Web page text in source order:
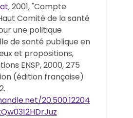
, 2001, "Compte
Comité de la santé
une politique
de santé publique en
et propositions,
ENSP, 2000, 275
(édition française)
20.500.12204